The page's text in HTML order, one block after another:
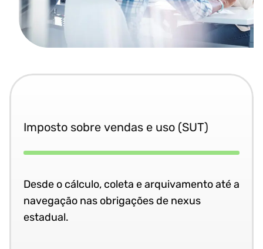
Imposto sobre vendas e uso (SUT)
Desde o cálculo, coleta e arquivamento até a
navegação nas obrigações de nexus
estadual.